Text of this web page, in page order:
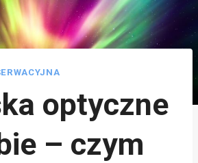
optyczne
– czym